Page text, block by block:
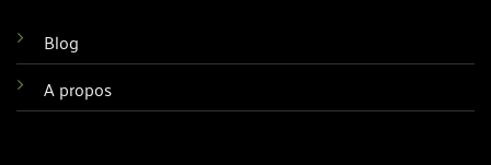
Blog
A propos